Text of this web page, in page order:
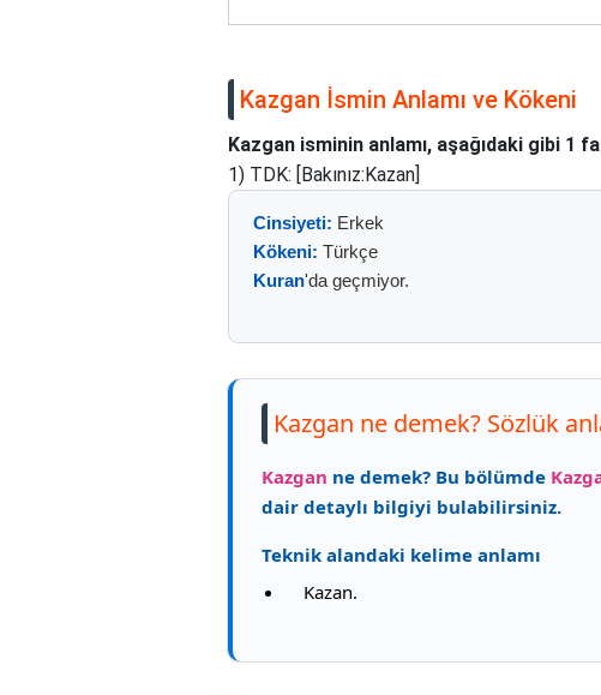
Kazgan İsmin Anlamı ve Kökeni
Kazgan isminin anlamı, aşağıdaki gibi 1
1) TDK: [Bakınız:Kazan]
Cinsiyeti: Erkek
Kökeni: Türkçe
Kuran'da geçmiyor.
Kazgan ne demek? Sözlük
Kazgan ne demek? Bu bölümde
dair detaylı bilgiyi bulabilirsiniz.
Teknik alandaki kelime anlamı
Kazan.